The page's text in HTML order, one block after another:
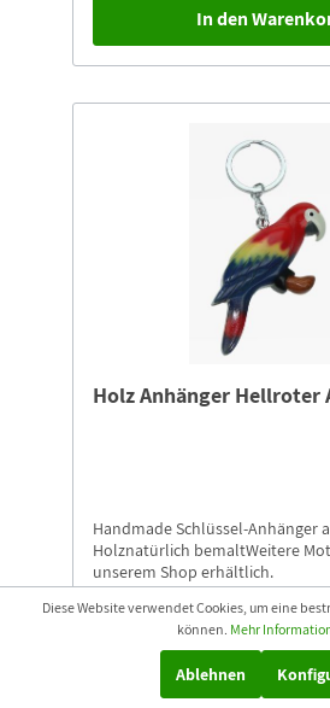
In den
Holz Anhänger Hellroter
Handmade Schlüssel-Anhänger
Holznatürlich bemaltWeitere
unserem Shop erhältlich.
Diese Website verwendet Cookies, um eine
können. Mehr
Ablehnen